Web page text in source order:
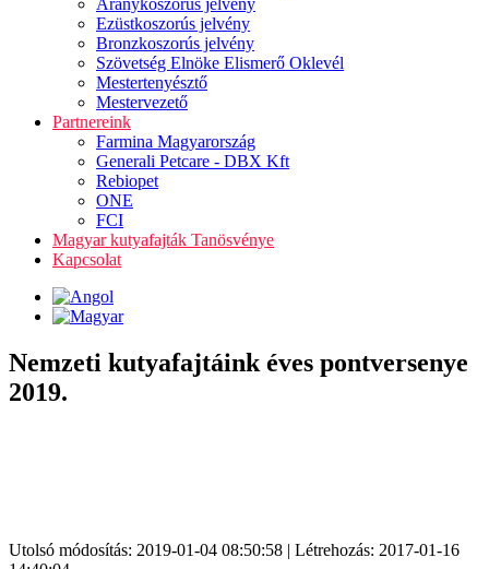
Aranykoszorús jelvény
Ezüstkoszorús jelvény
Bronzkoszorús jelvény
Szövetség Elnöke Elismerő Oklevél
Mestertenyésztő
Mestervezető
Partnereink
Farmina Magyarország
Generali Petcare - DBX Kft
Rebiopet
ONE
FCI
Magyar kutyafajták Tanösvénye
Kapcsolat
Nemzeti kutyafajtáink éves pontversenye
2019.
Utolsó módosítás: 2019-01-04 08:50:58 | Létrehozás: 2017-01-16